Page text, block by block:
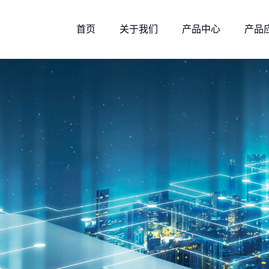
首页 关于我们 产品中心 产品